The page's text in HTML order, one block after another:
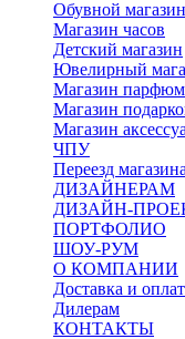
Обувной магазин
Магазин часов
Детский магазин
Ювелирный
Магазин
Магазин
Магазин
ЧПУ
Переезд
ДИЗАЙНЕРАМ
ДИЗАЙН-
ПОРТФОЛИО
ШОУ-РУМ
О КОМПАНИИ
Доставка и
Дилерам
КОНТАКТЫ